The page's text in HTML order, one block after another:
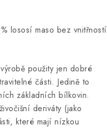
lososí maso bez vnitřností
použity jen dobré
části. Jedině to
základních bílkovin.
deriváty (jako
které mají nízkou